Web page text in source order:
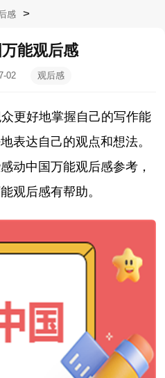
感 >
能观后感
02
观后感
更好地掌握自己的写作能
表达自己的观点和想法。
动中国万能观后感参考，
观后感有帮助。